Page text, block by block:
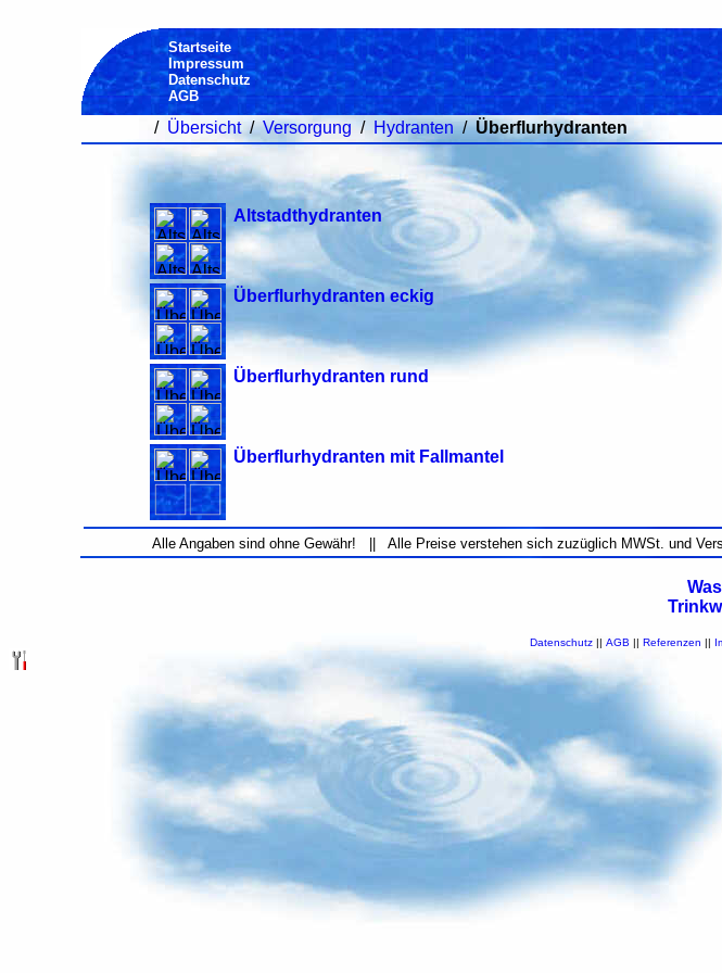
Startseite
Impressum
Datenschutz
AGB
/ Übersicht/Versorgung / Hydranten/Überflurhydranten
Altstadthydranten
Überflurhydranten eckig
Überflurhydranten rund
Überflurhydranten mit Fallmantel
Alle Angaben sind ohne Gewähr! || Alle Preise verstehen sich zuzüglich MWSt. und
Datenschutz|| AGB || Referenzen ||